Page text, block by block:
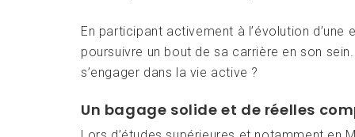
En participant activement à l’évolution
poursuivre un bout de sa carrière en son
s’engager dans la vie active ?
Un bagage solide et de réelles